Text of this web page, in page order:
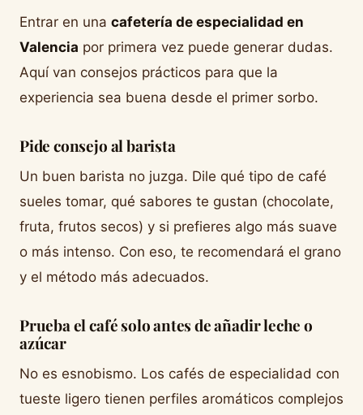
Entrar en una cafetería de especialidad en
Valencia por primera vez puede generar dudas.
Aquí van consejos prácticos para que la
experiencia sea buena desde el primer sorbo.
Pide consejo al barista
Un buen barista no juzga. Dile qué tipo de café
sueles tomar, qué sabores te gustan (chocolate,
fruta, frutos secos) y si prefieres algo más suave
o más intenso. Con eso, te recomendará el grano
y el método más adecuados.
Prueba el café solo antes de añadir leche o
azúcar
No es esnobismo. Los cafés de especialidad con
tueste ligero tienen perfiles aromáticos complejos